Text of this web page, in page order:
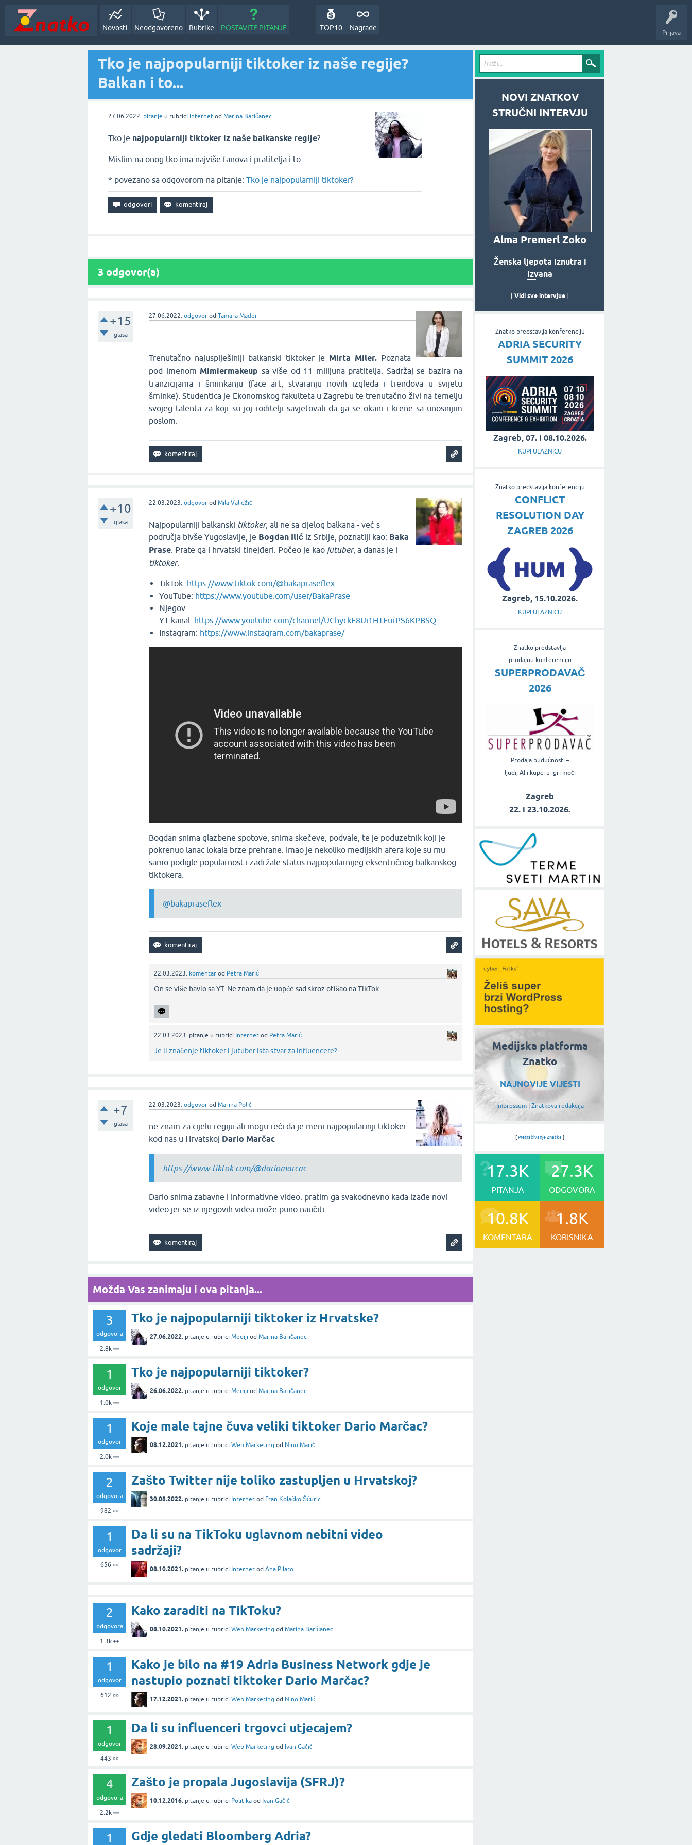
Prijava
Novosti Neodgovoreno Rubrike POSTAVITE PITANJE Nagrade
TOP10
Tko je najpopularniji tiktoker iz naše regije?
Balkan i to...
27.06.2022. pitanje u rubrici Internet od Marina Baričanec
Tko je najpopularniji tiktoker iz naše balkanske regije?
Mislim na onog tko ima najviše fanova i pratitelja i to...
* povezano sa odgovorom na pitanje: Tko je najpopularniji tiktoker?
3 odgovor(a)
+15
glasa
27.06.2022. odgovor odTamara Mađer
Trenutačno najuspiješiniji balkanski tiktoker je Mirta Miler. Poznata
pod imenom Mimiermakeup sa više od 11 milijuna pratitelja. Sadržaj se bazira na
tranzicijama i šminkanju (face art, stvaranju novih izgleda i trendova u svijetu
šminke). Studentica je Ekonomskog fakulteta u Zagrebu te trenutačno živi na temelju
svojeg talenta za koji su joj roditelji savjetovali da ga se okani i krene sa unosnijim
poslom.
+10
glasa
22.03.2023. odgovor odMila Validžić
Najpopularniji balkanski tiktoker, ali ne sa cijelog balkana - već s
područja bivše Yugoslavije, je Bogdan Ilić iz Srbije, poznatiji kao: Baka
Prase . Prate ga i hrvatski tinejđeri. Počeo je kao jutuber, a danas je i
tiktoker.
TikTok: https://www.tiktok.com/@bakapraseflex
YouTube: https://www.youtube.com/user/BakaPrase
Njegov
YT kanal: https://www.youtube.com/channel/UChyckF8Ui1HTFurPS6KPBSQ
Instagram: https://www.instagram.com/bakaprase/
Bogdan snima glazbene spotove, snima skečeve, podvale, te je poduzetnik koji je
pokrenuo lanac lokala brze prehrane. Imao je nekoliko medijskih afera koje su mu
samo podigle popularnost i zadržale status najpopularnijeg eksentričnog balkanskog
tiktokera.
@bakapraseflex
22.03.2023. komentar od Petra Marić
On se više bavio sa YT. Ne znam da je uopće sad skroz otišao na TikTok.‌
22.03.2023. pitanje u rubrici Internet od Petra Marić
Je li značenje tiktoker i jutuber ista stvar za influencere?
+7
glasa
22.03.2023. odgovor odMarina Polić
ne znam za cijelu regiju ali mogu reći da je meni najpopularniji tiktoker
kod nas u Hrvatskoj Dario Marčac
https://www.tiktok.com/@dariomarcac
Dario snima zabavne i informativne video. pratim ga svakodnevno kada izađe novi
video jer se iz njegovih videa može puno naučiti
Možda Vas zanimaju i ova pitanja...
3
odgovora
2.8k👀
Tko je najpopularniji tiktoker iz Hrvatske?
27.06.2022. pitanje u rubrici Mediji od Marina Baričanec
1
odgovor
1.0k👀
Tko je najpopularniji tiktoker?
26.06.2022. pitanje u rubrici Mediji od Marina Baričanec
1
odgovor
2.0k👀
Koje male tajne čuva veliki tiktoker Dario Marčac?
08.12.2021. pitanje u rubrici Web Marketing od Nino Marić
2
odgovora
982 👀
Zašto Twitter nije toliko zastupljen u Hrvatskoj?
30.08.2022. pitanje u rubrici Internet od Fran Kolačko Šćuric
1
odgovor
656 👀
Da li su na TikToku uglavnom nebitni video
sadržaji?
08.10.2021. pitanje u rubrici Internet od Ana Pilato
2
odgovora
1.3k👀
Kako zaraditi na TikToku?
08.10.2021. pitanje u rubrici Web Marketing od Marina Baričanec
1
odgovor
612 👀
Kako je bilo na #19 Adria Business Network gdje je
nastupio poznati tiktoker Dario Marčac?
17.12.2021. pitanje u rubrici Web Marketing od Nino Marić
1
odgovor
443 👀
Da li su influenceri trgovci utjecajem?
28.09.2021. pitanje u rubrici Web Marketing od Ivan Gačić
4
odgovora
2.2k👀
Zašto je propala Jugoslavija (SFRJ)?
10.12.2016. pitanje u rubrici Politika od Ivan Gačić
1 Gdje gledati Bloomberg Adria?
NOVI ZNATKOV
STRUČNI INTERVJU
Alma Premerl Zoko
Ženska ljepota iznutra i
izvana
Vidi sve intervjue
Znatko predstavlja konferenciju
ADRIA SECURITY
SUMMIT 2026
Zagreb, 07. i 08.10.2026.
KUPI ULAZNICU
Znatko predstavlja konferenciju
CONFLICT
RESOLUTION DAY
ZAGREB 2026
Zagreb, 15.10.2026.
KUPI ULAZNICU
Znatko predstavlja
prodajnu konferenciju
SUPERPRODAVAČ
2026
Prodaja budućnosti –
ljudi, AI i kupci u igri moći
Zagreb
22. i 23.10.2026.
Medijska platforma
Znatko
NAJNOVIJE VIJESTI
Impressum| Znatkova redakcija
[ Pretraživanje Znatka ]
17.3K
PITANJA
27.3K
ODGOVORA
10.8K
KOMENTARA
1.8K
KORISNIKA